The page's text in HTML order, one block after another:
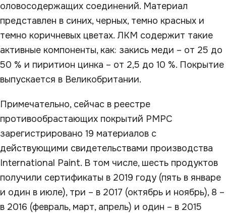
оловосодержащих соединений. Материал
представлен в синих, черных, темно красных и
темно коричневых цветах. ЛКМ содержит такие
активные компоненты, как: закись меди – от 25 до
50 % и пиритион цинка – от 2,5 до 10 %. Покрытие
выпускается в Великобритании.
Примечательно, сейчас в реестре
противообрастающих покрытий РМРС
зарегистрировано 19 материалов с
действующими свидетельствами производства
International Paint. В том числе, шесть продуктов
получили сертификаты в 2019 году (пять в январе
и один в июле), три – в 2017 (октябрь и ноябрь), 8 –
в 2016 (февраль, март, апрель) и один – в 2015